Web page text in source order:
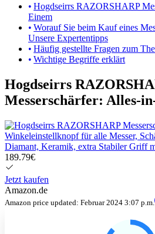
Hogdseirrs RAZORSHARP
Einem
Worauf Sie beim Kauf eines
Unsere Expertentipps
Häufig gestellte Fragen zum
Wichtige Begriffe erklärt
Hogdseirrs
Messerschärfer: Alles-
189.79€
Jetzt kaufen
Amazon.de
Amazon price updated: Februar 2024 3:07 p.m.